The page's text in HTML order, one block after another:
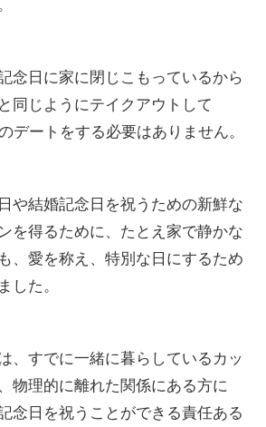
念日に家に閉じこもっているから
同じようにテイクアウトして
デートをする必要はありません。
や結婚記念日を祝うための新鮮な
を得るために、たとえ家で静かな
、愛を称え、特別な日にするため
した。
、すでに一緒に暮らしているカッ
物理的に離れた関係にある方に
念日を祝うことができる責任ある